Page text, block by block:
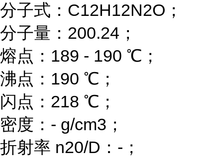
分子式：C12H12N2O；
分子量：200.24；
熔点：189 - 190 ℃；
沸点：190 ℃；
闪点：218 ℃；
密度：- g/cm3；
折射率 n20/D：-；